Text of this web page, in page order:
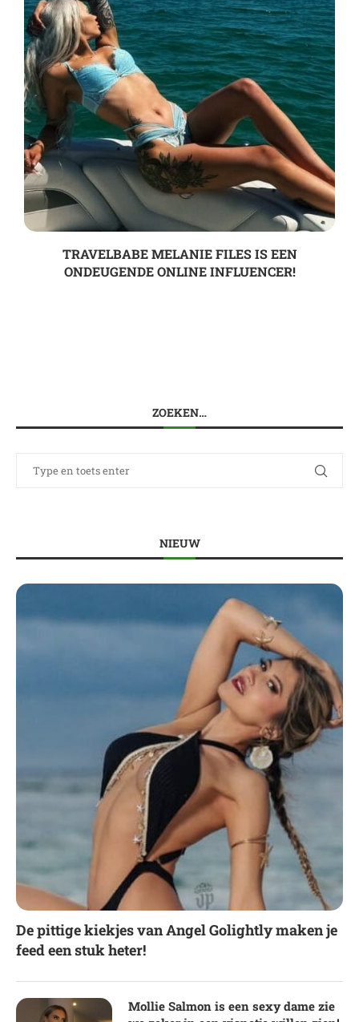
TRAVELBABE MELANIE FILES IS EEN
ONDEUGENDE ONLINE INFLUENCER!
ZOEKEN…
NIEUW
De pittige kiekjes van Angel Golightly maken je
feed een stuk heter!
Mollie Salmon is een sexy dame zie